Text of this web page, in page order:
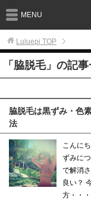
MENU
Luluepi TOP
「脇脱毛」の記
脇脱毛は黒ずみ・色
法
こんに
ずみに
で解消
良い？
方・・・